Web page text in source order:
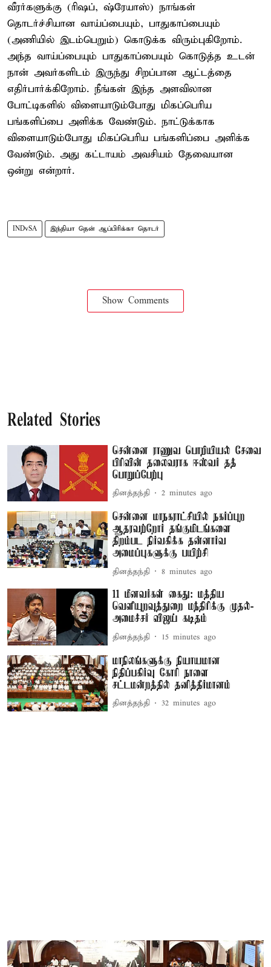
வீரர்களுக்கு (ரிஷப், ஷ்ரேயாஸ்) நாங்கள்
தொடர்ச்சியான வாய்ப்பையும், பாதுகாப்பையும்
(அணியில் இடம்பெறும்) கொடுக்க விரும்புகிறோம்.
அந்த வாய்ப்பையும் பாதுகாப்பையும் கொடுத்த உடன்
நான் அவர்களிடம் இருந்து சிறப்பான ஆட்டத்தை
எதிர்பார்க்கிறோம். நீங்கள் இந்த அளவிலான
போட்டிகளில் விளையாடும்போது மிகப்பெரிய
பங்களிப்பை அளிக்க வேண்டும். நாட்டுக்காக
விளையாடும்போது மிகப்பெரிய பங்களிப்பை அளிக்க
வேண்டும். அது கட்டாயம் அவசியம் தேவையான
ஒன்று என்றார்.
INDvSA இந்தியா தென் ஆப்பிரிக்கா தொடர்
Show Comments
Related Stories
சென்னை ராணுவ பொறியியல் சேவை
பிரிவின் தலைவராக ஈஸ்வர் தத்
பொறுப்பேற்பு
தினத்தந்தி 2 minutes ago
சென்னை மாநகராட்சியில் நகர்ப்புற
ஆதரவற்றோர் தங்குமிடங்களை
திறம்பட நிர்வகிக்க தன்னார்வ
அமைப்புகளுக்கு பயிற்சி
தினத்தந்தி 8 minutes ago
11 மீனவர்கள் கைது: மத்திய
வெளியுறவுத்துறை மந்திரிக்கு முதல்-
அமைச்சர் விஜய் கடிதம்
தினத்தந்தி 15 minutes ago
மாநிலங்களுக்கு நியாயமான
நிதிப்பகிர்வு கோரி நாளை
சட்டமன்றத்தில் தனித்தீர்மானம்
தினத்தந்தி 32 minutes ago